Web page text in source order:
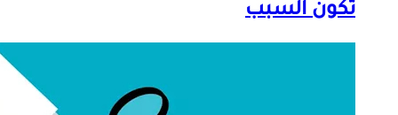
تكون السبب